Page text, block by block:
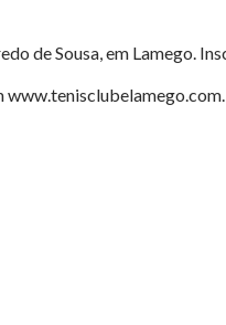
de Sousa, em Lamego.
www.tenisclubelamego.com.